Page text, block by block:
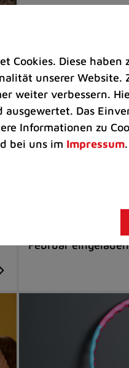
Veranstaltungen |
Mitreden,
Interessierte sind
Februar eingeladen
Cookies. Diese
unserer Website.
weiter verbessern.
ausgewertet. Das
Informationen zu
bei uns im Impressum.